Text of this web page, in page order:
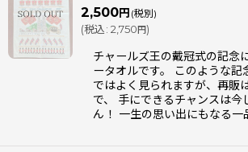
2,500円 (税別)
(税込: 2,750 円)
チャールズ王の戴冠式の記念
ータオルです。 このような記
ではよく見られますが、再販
で、 手にできるチャンスは今
ん！ 一生の思い出にもなる一